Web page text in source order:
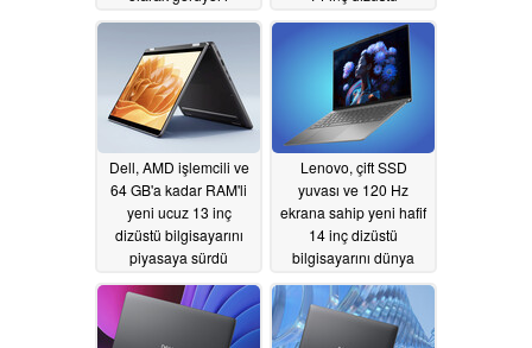
06/02/2026
piyasaya sürdü
05/29/2026
Dell, AMD işlemcili ve
64 GB'a kadar RAM'li
yeni ucuz 13 inç
dizüstü bilgisayarını
piyasaya sürdü
05/29/2026
Lenovo, çift SSD
yuvası ve 120 Hz
ekrana sahip yeni hafif
14 inç dizüstü
bilgisayarını dünya
sürüyor05/29/2026